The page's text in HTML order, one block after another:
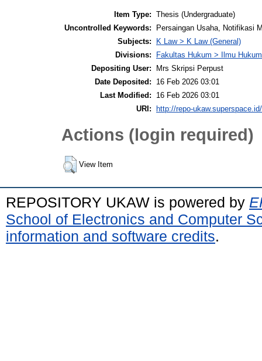
Item Type: Thesis (Undergraduate)
Uncontrolled Keywords:
Persaingan Usaha, Notifikasi
Subjects:
K Law > K Law (General)
Divisions:
Fakultas Hukum > Ilmu Hukum
Depositing User:
Mrs Skripsi Perpust
Date Deposited:
16 Feb 2026 03:01
Last Modified:
16 Feb 2026 03:01
URI:
http://repo-
Actions (login required)
View Item
REPOSITORY UKAW is powered by
School of Electronics and Computer
information and software credits.